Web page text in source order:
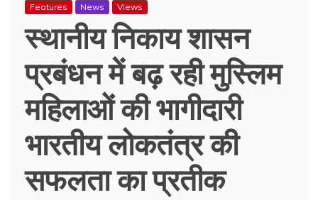
Features News Views
स्थानीय निकाय शासन
प्रबंधन में बढ़ रही मुस्लिम
महिलाओं की भागीदारी
भारतीय लोकतंत्र की
सफलता का प्रतीक